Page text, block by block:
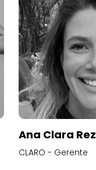
Ana Clara
CLARO - Gerente